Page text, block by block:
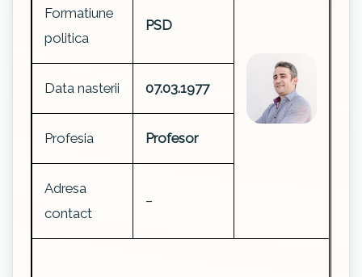
Formatiune
politica
PSD
Data nasterii 07.03.1977
Profesia Profesor
Adresa
contact
–